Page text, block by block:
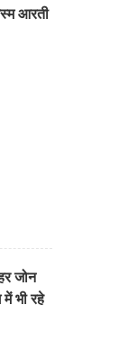
आरती
जोन
भी रहे